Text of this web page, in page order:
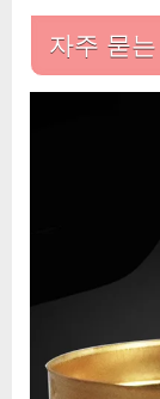
자주 묻